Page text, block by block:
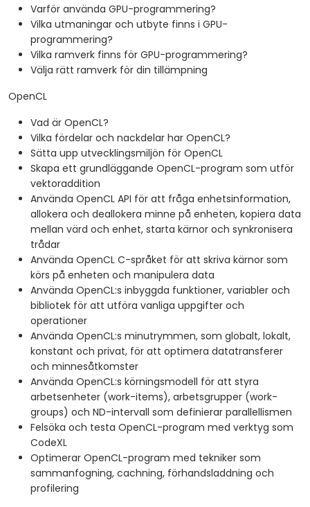
NVIDIA Nsight.
Optimerar GPU-program med tekniker som
sammanfogning, cachning, förhandsladdning och
profilering.
Varför använda GPU-programmering?
Vilka utmaningar och utbyte finns i GPU-
programmering?
Vilka ramverk finns för GPU-programmering?
Välja rätt ramverk för din tillämpning
OpenCL
Vad är OpenCL?
Vilka fördelar och nackdelar har OpenCL?
Sätta upp utvecklingsmiljön för OpenCL
Skapa ett grundläggande OpenCL-program som utför
vektoraddition
Använda OpenCL API för att fråga enhetsinformation,
allokera och deallokera minne på enheten, kopiera data
mellan värd och enhet, starta kärnor och synkronisera
trådar
Använda OpenCL C-språket för att skriva kärnor som
körs på enheten och manipulera data
Använda OpenCL:s inbyggda funktioner, variabler och
bibliotek för att utföra vanliga uppgifter och
operationer
Använda OpenCL:s minutrymmen, som globalt, lokalt,
konstant och privat, för att optimera datatransferer
och minnesåtkomster
Använda OpenCL:s körningsmodell för att styra
arbetsenheter (work-items), arbetsgrupper (work-
groups) och ND-intervall som definierar parallellismen
Felsöka och testa OpenCL-program med verktyg som
CodeXL
Optimerar OpenCL-program med tekniker som
sammanfogning, cachning, förhandsladdning och
profilering